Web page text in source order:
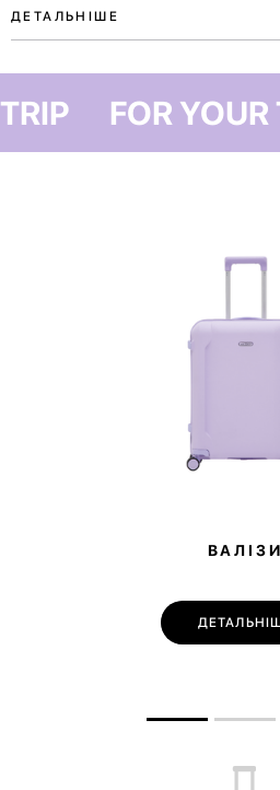
ДЕТАЛЬНІШЕ
Він вбереже речі або аксесуари від
пошкоджень, а також допоможе
зекономити максимум місця.
FOR
ВАЛІЗИ